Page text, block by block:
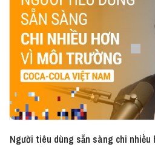
Người tiêu dùng sẵn sàng chi